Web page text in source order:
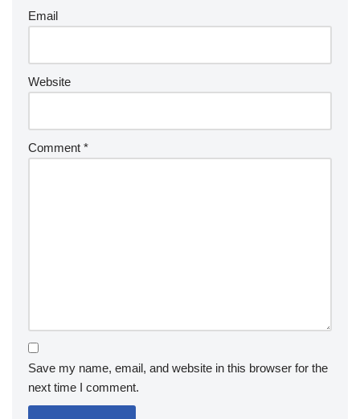
Email
Website
Comment *
Save my name, email, and website in this browser for the
next time I comment.